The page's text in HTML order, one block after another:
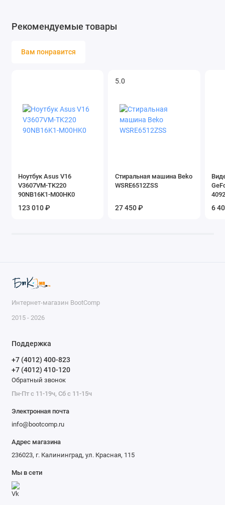
Рекомендуемые товары
Вам понравится
Ноутбук Asus V16
V3607VM-TK220
90NB16K1-M00HK0
123 010 ₽
5.0
Стиральная машина Beko
WSRE6512ZSS
27 450 ₽ 6
Интернет-магазин BootComp
2015 - 2026
Поддержка
+7 (4012) 400-823
+7 (4012) 410-120
Обратный звонок
Пн-Пт с 11-19ч, Сб с 11-15ч
Электронная почта
info@bootcomp.ru
Адрес магазина
236023, г. Калининград, ул. Красная, 115
Мы в сети